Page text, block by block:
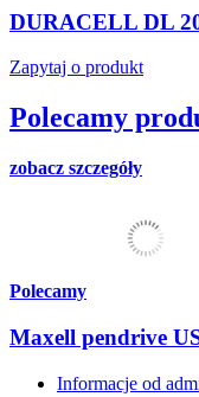
DURACELL DL
Zapytaj o produkt
Polecamy
zobacz szczegóły
Polecamy
Maxell pendrive
Informacje od